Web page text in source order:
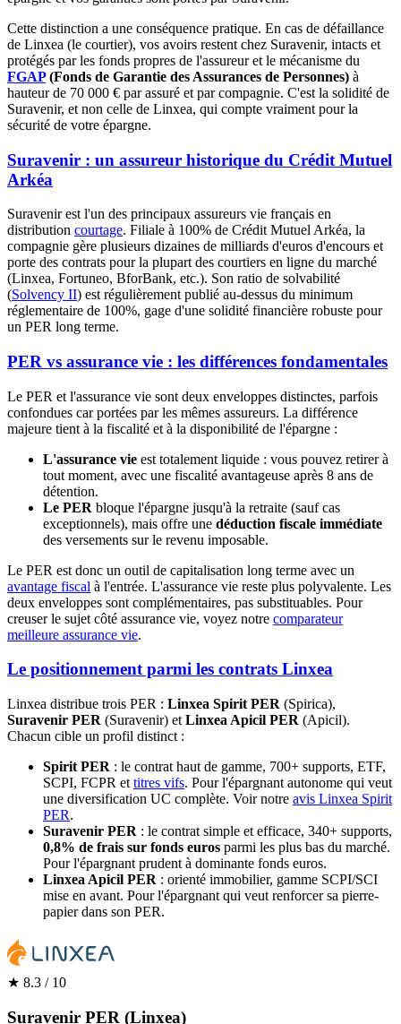
Cette distinction a une conséquence pratique. En cas de défaillance
de Linxea (le courtier), vos avoirs restent chez Suravenir, intacts et
protégés par les fonds propres de l'assureur et le mécanisme du
FGAP(Fonds de Garantie des Assurances de Personnes) à
hauteur de 70 000 € par assuré et par compagnie. C'est la solidité de
Suravenir, et non celle de Linxea, qui compte vraiment pour la
sécurité de votre épargne.
Suravenir : un assureur historique du Crédit Mutuel
Arkéa
Suravenir est l'un des principaux assureurs vie français en
distribution courtage. Filiale à 100% de Crédit Mutuel Arkéa, la
compagnie gère plusieurs dizaines de milliards d'euros d'encours et
porte des contrats pour la plupart des courtiers en ligne du marché
(Linxea, Fortuneo, BforBank, etc.). Son ratio de solvabilité
(Solvency II) est régulièrement publié au-dessus du minimum
réglementaire de 100%, gage d'une solidité financière robuste pour
un PER long terme.
PER vs assurance vie : les différences fondamentales
Le PER et l'assurance vie sont deux enveloppes distinctes, parfois
confondues car portées par les mêmes assureurs. La différence
majeure tient à la fiscalité et à la disponibilité de l'épargne :
L'assurance vie est totalement liquide : vous pouvez retirer à
tout moment, avec une fiscalité avantageuse après 8 ans de
détention.
Le PER bloque l'épargne jusqu'à la retraite (sauf cas
exceptionnels), mais offre une déduction fiscale immédiate
des versements sur le revenu imposable.
Le PER est donc un outil de capitalisation long terme avec un
avantage fiscal à l'entrée. L'assurance vie reste plus polyvalente. Les
deux enveloppes sont complémentaires, pas substituables. Pour
creuser le sujet côté assurance vie, voyez notre comparateur
meilleure assurance vie.
Le positionnement parmi les contrats Linxea
Linxea distribue trois PER : Linxea Spirit PER (Spirica),
Suravenir PER (Suravenir) et Linxea Apicil PER (Apicil).
Chacun cible un profil distinct :
Spirit PER : le contrat haut de gamme, 700+ supports, ETF,
SCPI, FCPR et titres vifs. Pour l'épargnant autonome qui veut
une diversification UC complète. Voir notre avis Linxea Spirit
PER.
Suravenir PER : le contrat simple et efficace, 340+ supports,
0,8% de frais sur fonds euros parmi les plus bas du marché.
Pour l'épargnant prudent à dominante fonds euros.
Linxea Apicil PER : orienté immobilier, gamme SCPI/SCI
mise en avant. Pour l'épargnant qui veut renforcer sa pierre-
papier dans son PER.
★ 8.3 / 10
Suravenir PER (Linxea)